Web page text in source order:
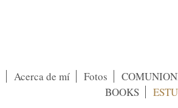
Acerca de mí Fotos
BOOKS